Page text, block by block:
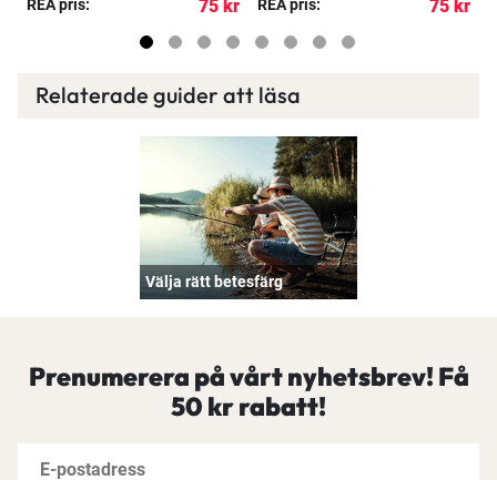
REA pris: 75 kr REA pris: 75 kr
Relaterade guider att läsa
Välja rätt betesfärg
Prenumerera på vårt nyhetsbrev! Få
50 kr rabatt!